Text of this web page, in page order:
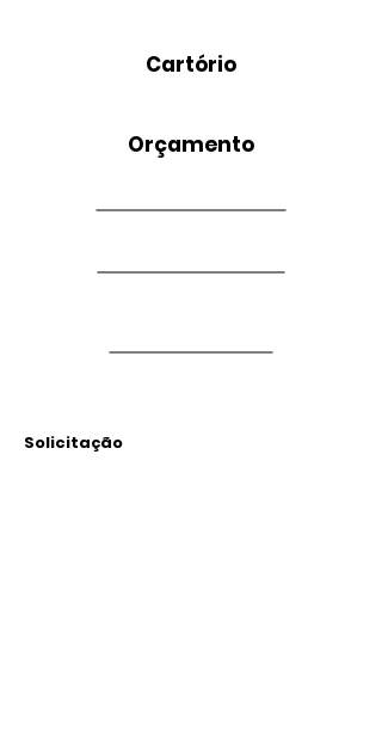
Cartório
Orçamento
Solicitação